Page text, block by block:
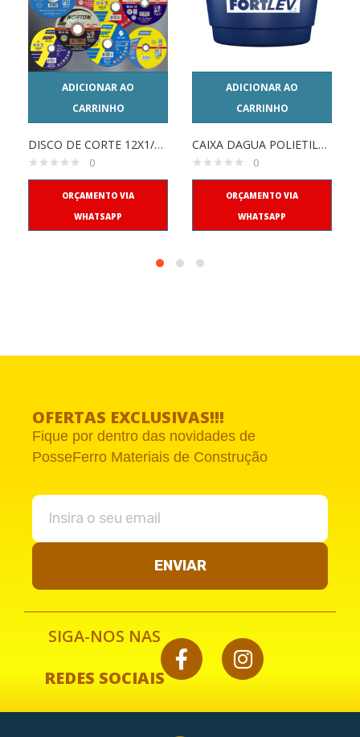
ADICIONAR AO
CARRINHO
DISCO DE CORTE 12X1/8X1 NORTON
0
ORÇAMENTO VIA
WHATSAPP
ADICIONAR AO
CARRINHO
CAIXA DAGUA POLIETILENO 310LT C/TAMPA FORTLEV
0
ORÇAMENTO VIA
WHATSAPP
OFERTAS EXCLUSIVAS!!!
Fique por dentro das novidades de
PosseFerro Materiais de Construção
ENVIAR
SIGA-NOS NAS
REDES SOCIAIS